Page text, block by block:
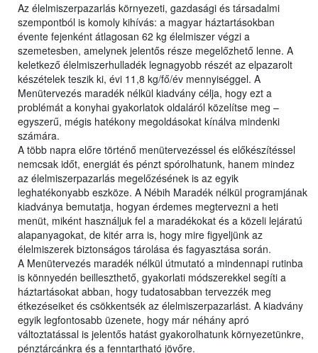
Az élelmiszerpazarlás környezeti, gazdasági és társadalmi
szempontból is komoly kihívás: a magyar háztartásokban
évente fejenként átlagosan 62 kg élelmiszer végzi a
szemetesben, amelynek jelentős része megelőzhető lenne. A
keletkező élelmiszerhulladék legnagyobb részét az elpazarolt
készételek teszik ki, évi 11,8 kg/fő/év mennyiséggel. A
Menütervezés maradék nélkül kiadvány célja, hogy ezt a
problémát a konyhai gyakorlatok oldaláról közelítse meg –
egyszerű, mégis hatékony megoldásokat kínálva mindenki
számára.
A több napra előre történő menütervezéssel és előkészítéssel
nemcsak időt, energiát és pénzt spórolhatunk, hanem mindez
az élelmiszerpazarlás megelőzésének is az egyik
leghatékonyabb eszköze. A Nébih Maradék nélkül programjának
kiadványa bemutatja, hogyan érdemes megtervezni a heti
menüt, miként használjuk fel a maradékokat és a közeli lejáratú
alapanyagokat, de kitér arra is, hogy mire figyeljünk az
élelmiszerek biztonságos tárolása és fagyasztása során.
A Menütervezés maradék nélkül útmutató a mindennapi rutinba
is könnyedén beilleszthető, gyakorlati módszerekkel segíti a
háztartásokat abban, hogy tudatosabban tervezzék meg
étkezéseiket és csökkentsék az élelmiszerpazarlást. A kiadvány
egyik legfontosabb üzenete, hogy már néhány apró
változtatással is jelentős hatást gyakorolhatunk környezetünkre,
pénztárcánkra és a fenntartható jövőre.